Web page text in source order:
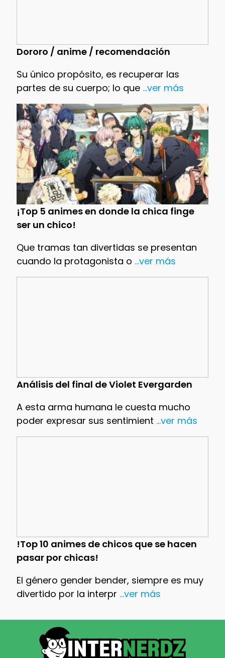
Dororo / anime / recomendación
Su único propósito, es recuperar las
partes de su cuerpo; lo que...ver más
¡Top 5 animes en donde la chica finge
ser un chico!
Que tramas tan divertidas se presentan
cuando la protagonista o ...ver más
Análisis del final de Violet Evergarden
A esta arma humana le cuesta mucho
poder expresar sus sentimient ...ver más
!Top 10 animes de chicos que se hacen
pasar por chicas!
El género gender bender, siempre es muy
divertido por la interpr ...ver más